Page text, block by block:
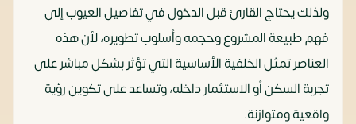
ولذلك يحتاج القارئ قبل الدخول في تفاصيل العيوب إلى
فهم طبيعة المشروع وحجمه وأسلوب تطويره، لأن هذه
العناصر تمثل الخلفية الأساسية التي تؤثر بشكل مباشر على
تجربة السكن أو الاستثمار داخله، وتساعد على تكوين رؤية
واقعية ومتوازنة.